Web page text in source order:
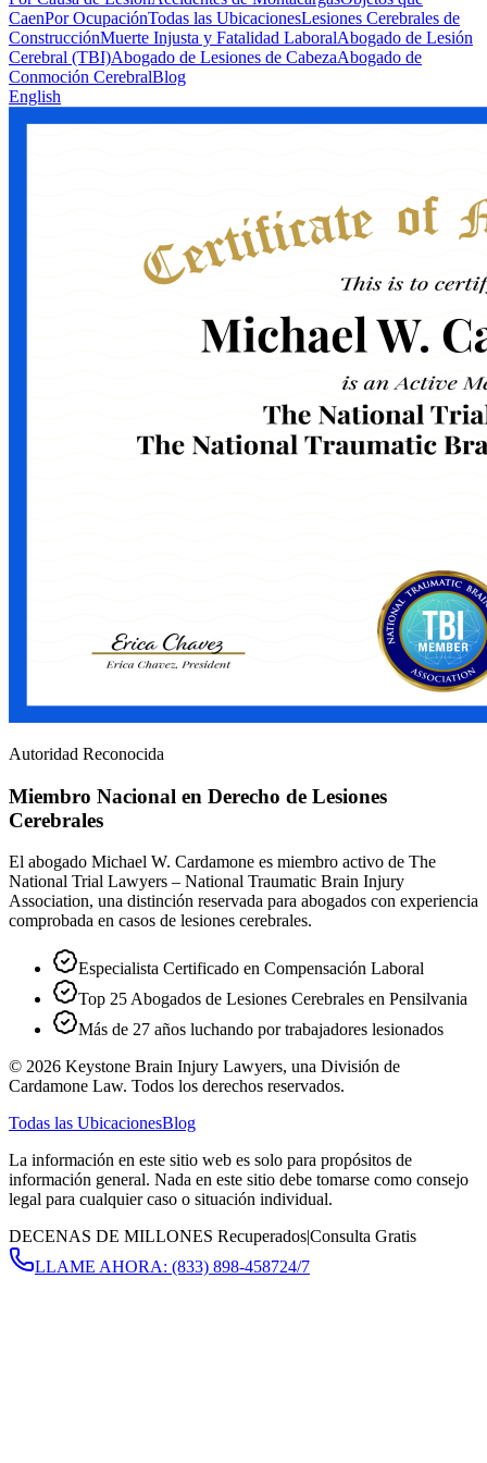
CaenPor OcupaciónTodas las UbicacionesLesiones Cerebrales de
ConstrucciónMuerte Injusta y Fatalidad LaboralAbogado de Lesión
Cerebral (TBI)Abogado de Lesiones de CabezaAbogado de
Conmoción CerebralBlog
English
Autoridad Reconocida
Miembro Nacional en Derecho de Lesiones
Cerebrales
El abogado Michael W. Cardamone es miembro activo de The
National Trial Lawyers – National Traumatic Brain Injury
Association, una distinción reservada para abogados con experiencia
comprobada en casos de lesiones cerebrales.
Especialista Certificado en Compensación Laboral
Top 25 Abogados de Lesiones Cerebrales en Pensilvania
Más de 27 años luchando por trabajadores lesionados
© 2026 Keystone Brain Injury Lawyers, una División de
Cardamone Law. Todos los derechos reservados.
Todas las UbicacionesBlog
La información en este sitio web es solo para propósitos de
información general. Nada en este sitio debe tomarse como consejo
legal para cualquier caso o situación individual.
DECENAS DE MILLONES Recuperados|Consulta Gratis
LLAME AHORA: (833) 898-458724/7